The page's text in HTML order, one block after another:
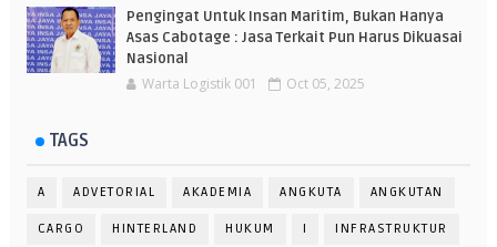
Pengingat Untuk Insan Maritim, Bukan Hanya
Asas Cabotage : Jasa Terkait Pun Harus Dikuasai
Nasional
Warta Logistik 001 Oct 05, 2025
TAGS
A ADVETORIAL AKADEMIA ANGKUTA ANGKUTAN
CARGO HINTERLAND HUKUM I INFRASTRUKTUR